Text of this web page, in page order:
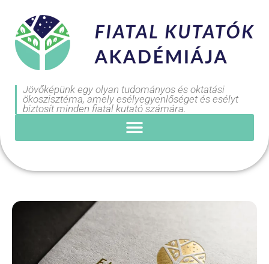
Jövőképünk egy olyan tudományos és oktatási
ökoszisztéma, amely esélyegyenlőséget és esélyt
biztosít minden fiatal kutató számára.